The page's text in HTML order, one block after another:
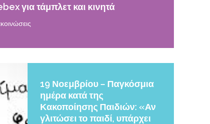
για τάμπλετ και κινητά
19 Νοεμβρίου – Παγκόσμια
ημέρα κατά της
Κακοποίησης Παιδιών: «Αν
γλιτώσει το παιδί, υπάρχει